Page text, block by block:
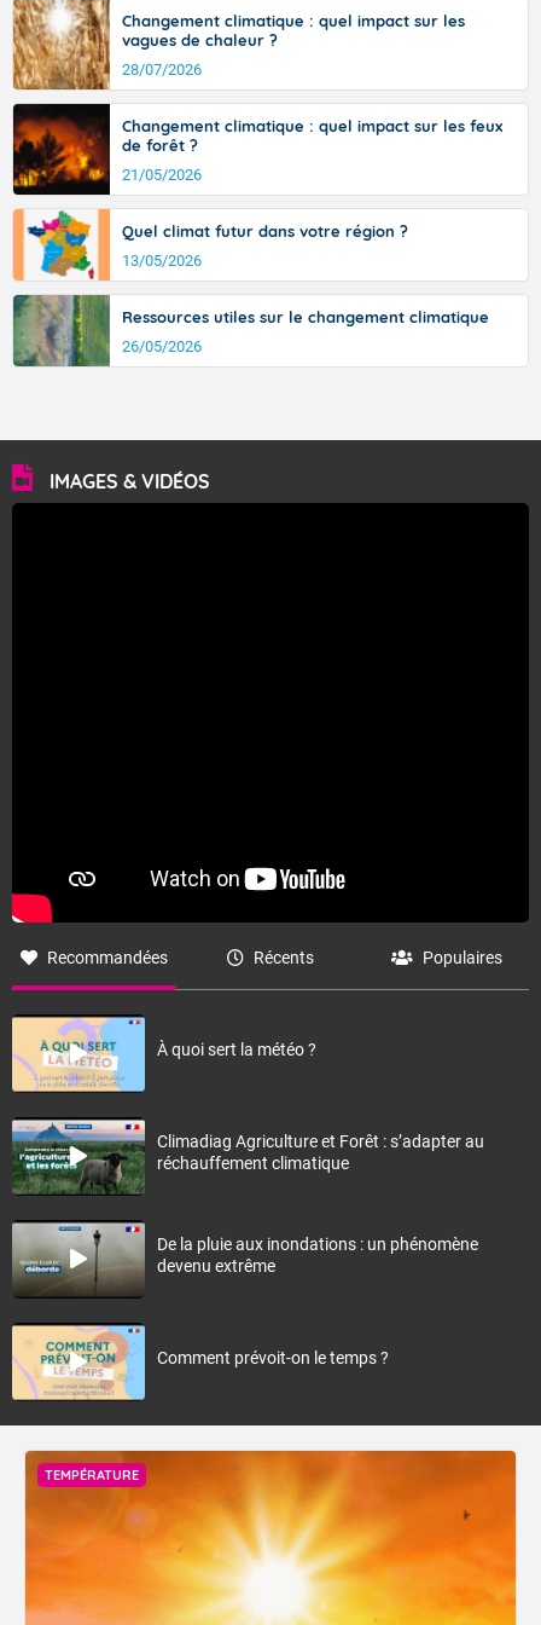
Changement climatique : quel impact sur les
vagues de chaleur ?
28/07/2026
Changement climatique : quel impact sur les feux
de forêt ?
21/05/2026
Quel climat futur dans votre région ?
13/05/2026
Ressources utiles sur le changement climatique
26/05/2026
IMAGES & VIDÉOS
Recommandées Récents Populaires
À quoi sert la météo ?
Climadiag Agriculture et Forêt : s’adapter au
réchauffement climatique
De la pluie aux inondations : un phénomène
devenu extrême
Comment prévoit-on le temps ?
TEMPÉRATURE